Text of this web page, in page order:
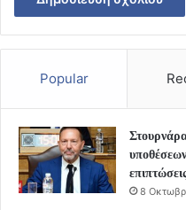
Popular
8